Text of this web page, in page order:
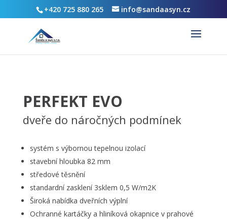
+420 725 880 265 info@sandaasyn.cz
PERFEKT EVO
dveře do náročných podmínek
systém s výbornou tepelnou izolací
stavební hloubka 82 mm
středové těsnění
standardní zasklení 3sklem 0,5 W/m2K
Široká nabídka dveřních výplní
Ochranné kartáčky a hliníková okapnice v prahové